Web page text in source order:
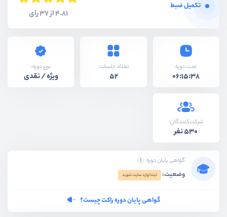
تکمیل ضبط
4.81 از 37 رای
مدت دوره
06:15:38
تعداد جلسات:
52
نوع دوره:
ویژه / نقدی
شرکت‌کنندگان:
530 نفر
گواهی پایان دوره
وضعیت: ابتدا وارد سایت شوید
گواهی پایان دوره راکت چیست؟